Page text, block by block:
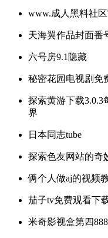
www.成人黑料社
天海翼作品封面番
六号房9.1隐藏
秘密花园电视剧免
探索黄游下载3.0.3
界
日本同志tube
探索色友网站的奇
俩个人做aj的视频
茄子tv免费观看下
米奇影视盒第四